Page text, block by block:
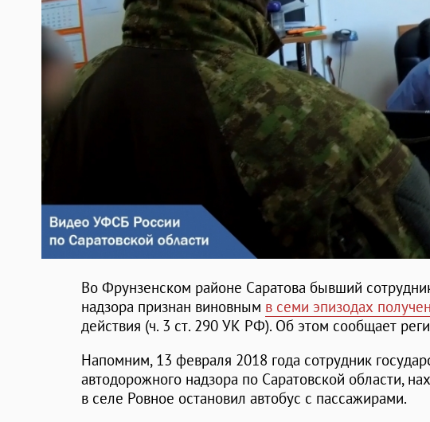
Во Фрунзенском районе Саратова бывший
надзора признан виновным в семи эпизодах
действия (ч. 3 ст. 290 УК РФ). Об этом сообщает
Напомним, 13 февраля 2018 года сотрудник
автодорожного надзора по Саратовской области,
в селе Ровное остановил автобус с пассажирами.